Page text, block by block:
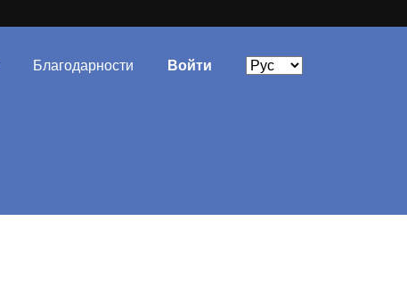
Благодарности Войти